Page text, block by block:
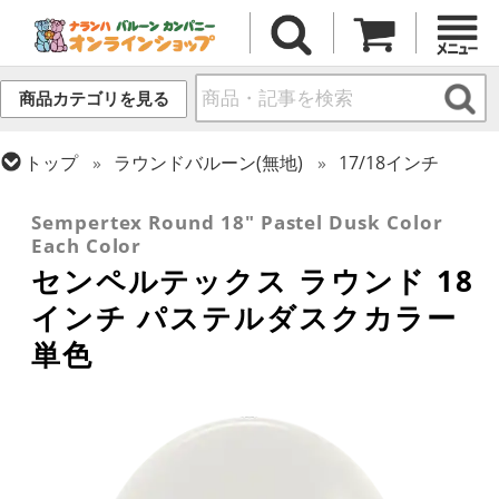
商品カテゴリを見る
トップ ラウンドバルーン(無地)
17/18インチ
Sempertex Round 18" Pastel Dusk Color
Each Color
センペルテックス ラウンド 18
インチ パステルダスクカラー
単色